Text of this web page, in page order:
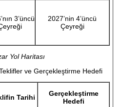
3’üncü
2027’nin 4’üncü
Çeyreği
Yol Haritası
ve Gerçekleştirme Hedefi
Tarihi
Gerçekleştirme
Hedefi